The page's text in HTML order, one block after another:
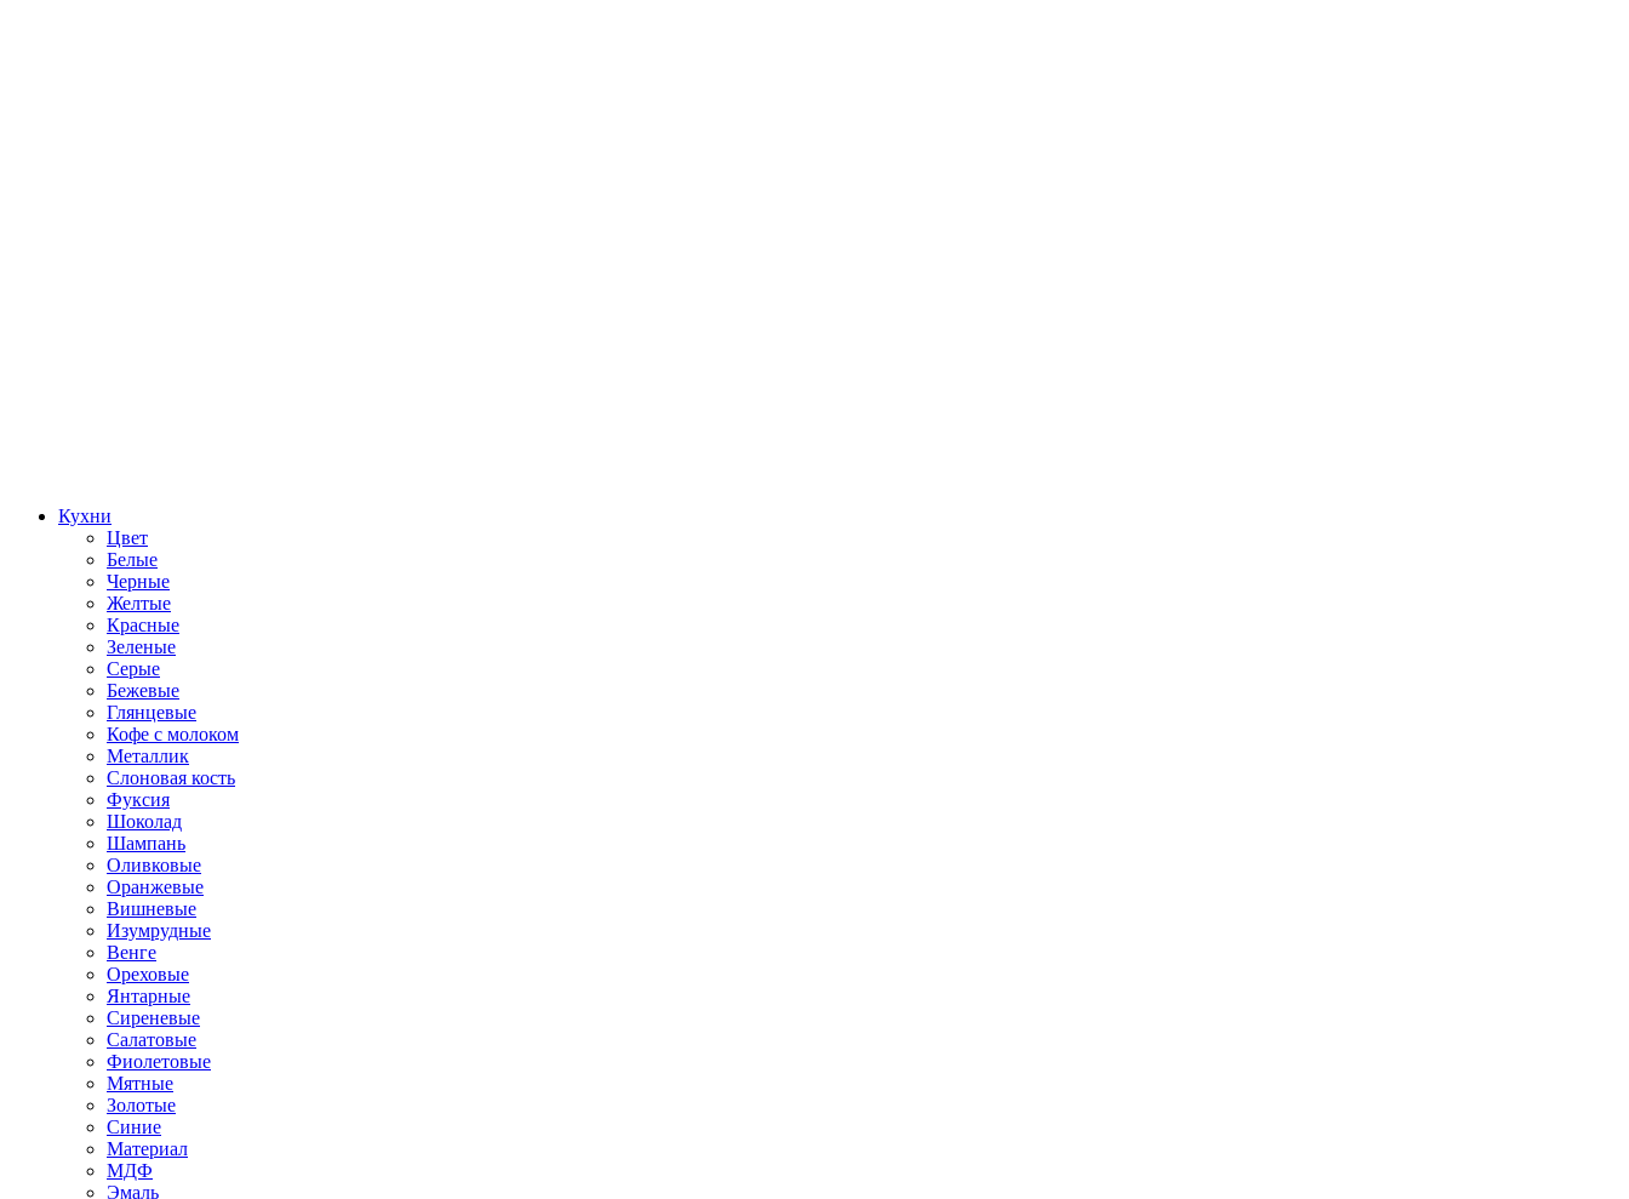
Кухни
Цвет
Белые
Черные
Желтые
Красные
Зеленые
Серые
Бежевые
Глянцевые
Кофе с молоком
Металлик
Слоновая кость
Фуксия
Шоколад
Шампань
Оливковые
Оранжевые
Вишневые
Изумрудные
Венге
Ореховые
Янтарные
Сиреневые
Салатовые
Фиолетовые
Мятные
Золотые
Синие
Материал
МДФ
Эмаль